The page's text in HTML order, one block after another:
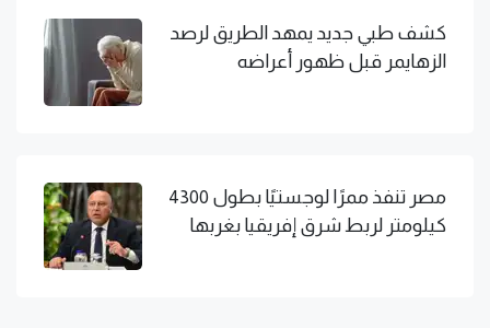
كشف طبي جديد يمهد الطريق لرصد
الزهايمر قبل ظهور أعراضه
مصر تنفذ ممرًا لوجستيًا بطول 4300
كيلومتر لربط شرق إفريقيا بغربها